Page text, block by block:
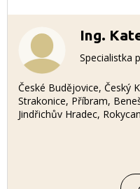
Ing.
Specialistka
České Budějovice, Český
Strakonice, Příbram,
Jindřichův Hradec,